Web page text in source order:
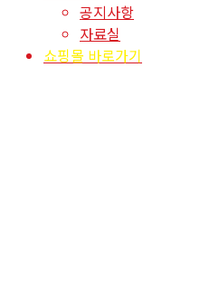
공지사항
자료실
쇼핑몰 바로가기